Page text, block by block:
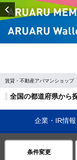
条件変更
Previous
賃貸・不動産アパマンショップ
全国の都道府県から
企業・IR情報
プライバシーポ